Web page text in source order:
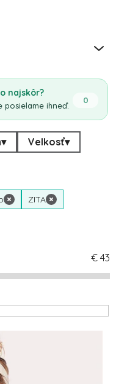
najskôr?
posielame ihneď.
0
▾ Velkosť▾
× ZITA ×
€ 43